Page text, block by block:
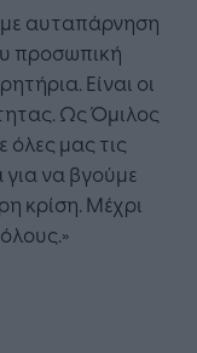
αυταπάρνηση
προσωπική
Είναι οι
Ως Όμιλος
όλες μας τις
να βγούμε
κρίση. Μέχρι